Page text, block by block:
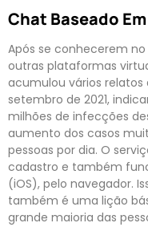
Chat Baseado
Após se conhecerem
outras plataformas
acumulou vários relatos
setembro de 2021,
milhões de infecções
aumento dos casos
pessoas por dia. O
cadastro e também
(iOS), pelo navegador.
também é uma lição
grande maioria das